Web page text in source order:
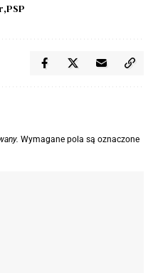
PSP
Wymagane pola są oznaczone